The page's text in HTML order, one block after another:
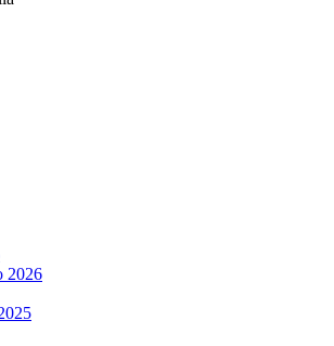
2026